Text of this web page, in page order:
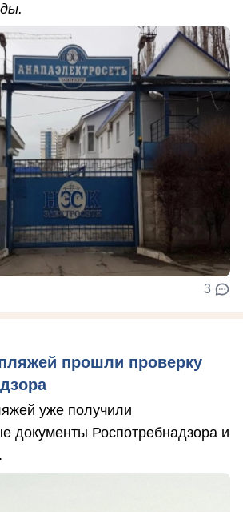
3
прошли проверку
уже получили
документы Роспотребнадзора и